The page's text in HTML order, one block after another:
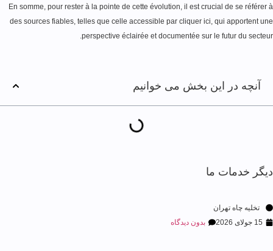
En somme, pour rester à la pointe de cette évolution, il est crucial de se
des sources fiables, telles que celle accessible par cliquer ici, qui apportent
perspective éclairée et documentée sur le futur du
آنچه در این بخش می خوانیم
خدمات ما
تخلیه چاه تهران
15 جولای 2026
بدون دیدگاه